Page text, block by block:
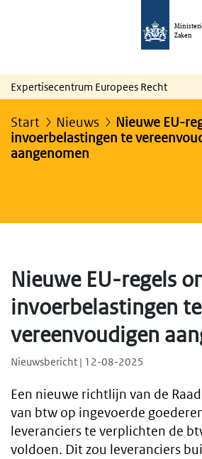
Zaken
Expertisecentrum Europees Recht
Start Nieuws
Nieuwe EU-
invoerbelastingen te
aangenomen
Nieuwe EU-regels
invoerbelastingen te
vereenvoudigen
Nieuwsbericht | 12-08-2025
Een nieuwe richtlijn van de
van btw op ingevoerde
leveranciers te verplichten de
voldoen. Dit zou leveranciers